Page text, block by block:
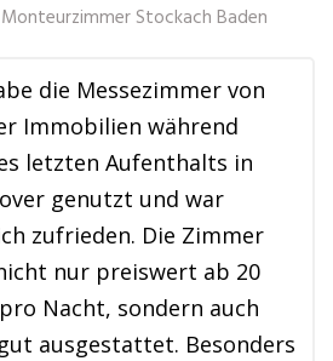
Monteurzimmer Stockach Baden
die Messezimmer von
Immobilien während
letzten Aufenthalts in
genutzt und war
zufrieden. Die Zimmer
nur preiswert ab 20
Nacht, sondern auch
ausgestattet. Besonders